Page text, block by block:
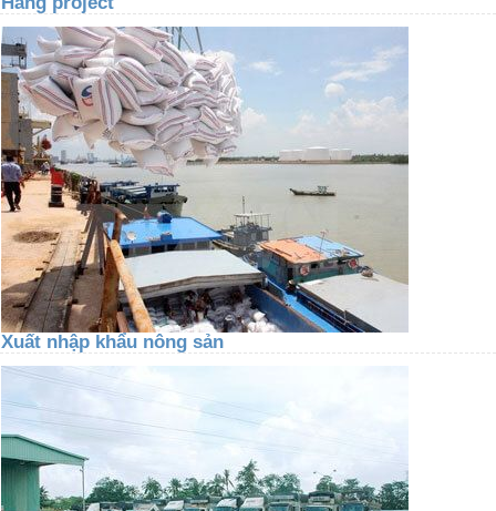
Xuất nhập khẩu nông sản